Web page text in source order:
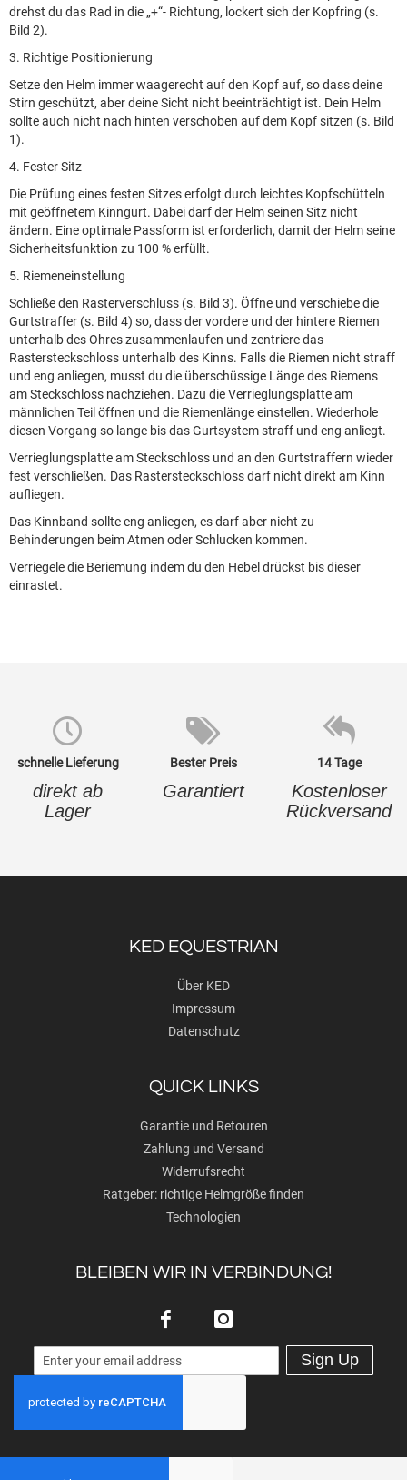
drehst du das Rad in die „+“- Richtung, lockert sich der Kopfring (s.
Bild 2).
3. Richtige Positionierung
Setze den Helm immer waagerecht auf den Kopf auf, so dass deine
Stirn geschützt, aber deine Sicht nicht beeinträchtigt ist. Dein Helm
sollte auch nicht nach hinten verschoben auf dem Kopf sitzen (s. Bild
1).
4. Fester Sitz
Die Prüfung eines festen Sitzes erfolgt durch leichtes Kopfschütteln
mit geöffnetem Kinngurt. Dabei darf der Helm seinen Sitz nicht
ändern. Eine optimale Passform ist erforderlich, damit der Helm seine
Sicherheitsfunktion zu 100 % erfüllt.
5. Riemeneinstellung
Schließe den Rasterverschluss (s. Bild 3). Öffne und verschiebe die
Gurtstraffer (s. Bild 4) so, dass der vordere und der hintere Riemen
unterhalb des Ohres zusammenlaufen und zentriere das
Rastersteckschloss unterhalb des Kinns. Falls die Riemen nicht straff
und eng anliegen, musst du die überschüssige Länge des Riemens
am Steckschloss nachziehen. Dazu die Verrieglungsplatte am
männlichen Teil öffnen und die Riemenlänge einstellen. Wiederhole
diesen Vorgang so lange bis das Gurtsystem straff und eng anliegt.
Verrieglungsplatte am Steckschloss und an den Gurtstraffern wieder
fest verschließen. Das Rastersteckschloss darf nicht direkt am Kinn
aufliegen.
Das Kinnband sollte eng anliegen, es darf aber nicht zu
Behinderungen beim Atmen oder Schlucken kommen.
Verriegele die Beriemung indem du den Hebel drückst bis dieser
einrastet.
schnelle Lieferung
direkt ab
Lager
Bester Preis
Garantiert
14 Tage
Kostenloser
Rückversand
KED EQUESTRIAN
Über KED
Impressum
Datenschutz
QUICK LINKS
Garantie und Retouren
Zahlung und Versand
Widerrufsrecht
Ratgeber: richtige Helmgröße finden
Technologien
BLEIBEN WIR IN VERBINDUNG!
Sign Up